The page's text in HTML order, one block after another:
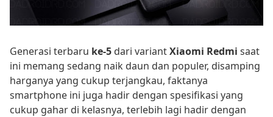
Generasi terbaru ke-5 dari variantXiaomi Redmi saat
ini memang sedang naik daun dan populer, disamping
harganya yang cukup terjangkau, faktanya
smartphone ini juga hadir dengan spesifikasi yang
cukup gahar di kelasnya, terlebih lagi hadir dengan